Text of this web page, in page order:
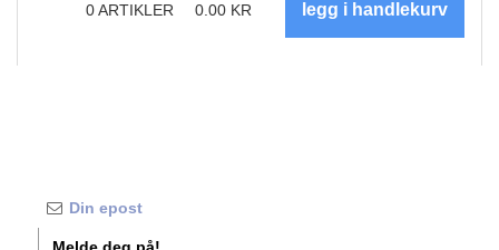
0ARTIKLER 0.00 KR